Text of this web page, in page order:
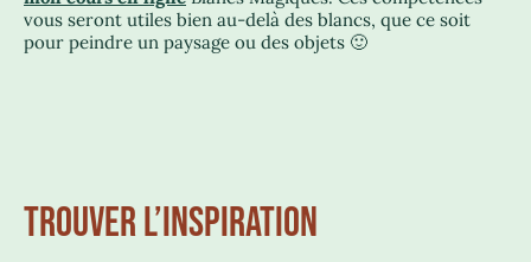
vous seront utiles bien au-delà des blancs, que ce soit
pour peindre un paysage ou des objets 🙂
TROUVER L’INSPIRATION